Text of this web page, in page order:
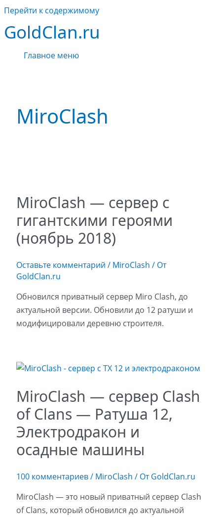
Перейти к содержимому
GoldClan.ru
Главное меню
MiroClash
MiroClash — сервер с
гигантскими героями
(ноябрь 2018)
Оставьте комментарий / MiroClash / От
GoldClan.ru
Обновился приватный сервер Miro Clash, до
актуальной версии. Обновили до 12 ратуши и
модифицировали деревню строителя.
MiroClash — сервер Clash
of Clans — Ратуша 12,
Электродракон и
осадные машины
100 комментариев/ MiroClash / От GoldClan.ru
MiroClash — это новый приватный сервер Clash
of Clans, который обновился до актуальной